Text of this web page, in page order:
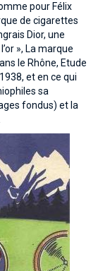
pour Félix
de cigarettes
Dior, une
», La marque
le Rhône, Etude
et en ce qui
sa
fondus) et la